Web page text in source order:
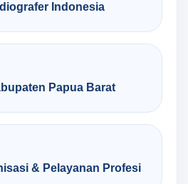
Indonesia
Papua Barat
& Pelayanan Profesi